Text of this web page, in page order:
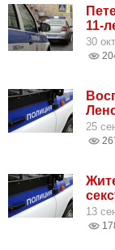
11-
30
25
13